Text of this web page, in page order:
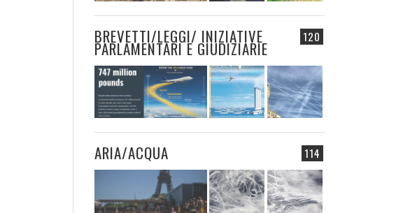
120
BREVETTI/LEGGI/ INIZIATIVE
PARLAMENTARI E GIUDIZIARIE
114
ARIA/ACQUA